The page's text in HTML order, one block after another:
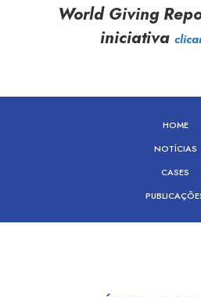
World Giving
iniciativa
HOME
NOTÍCIAS
CASES